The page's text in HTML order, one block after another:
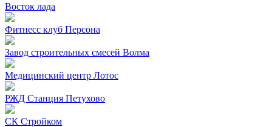
Восток лада
Фитнесс клуб Персона
Завод строительных смесей Волма
Медицинский центр Лотос
РЖД Станция Петухово
СК Стройком